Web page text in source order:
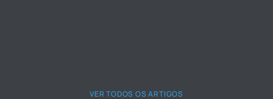
VER TODOS OS ARTIGOS